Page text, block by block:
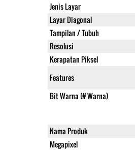
Jenis Layar
Layar Diagonal
Tampilan / Tubuh
Resolusi
Kerapatan Piksel
Features
Bit Warna (# Warna)
Nama Produk
Megapixel